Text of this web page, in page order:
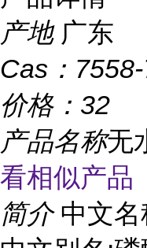
产地 广东
Cas：
价格： 32
产品名称无
看相似产品
简介 中文